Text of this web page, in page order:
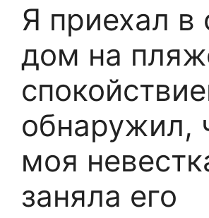
Я приехал в
дом на
обнаружил,
моя
заняла его